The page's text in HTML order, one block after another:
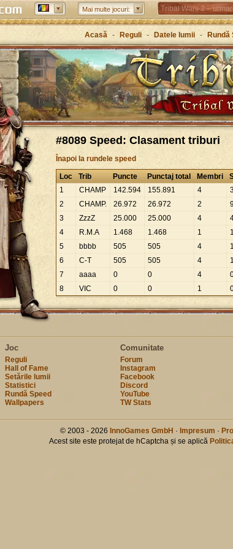
Mai multe jocuri: Tribal Wars 2 –
Forge of Empires –
Grepolis – Clădește-
Acasă - Reguli - Datele lumii - Rundă
#8089 Speed: Clasament triburi
Înapoi la rundele speed
Loc Trib Puncte Punctaj total Membri
1
CHAMP 142.594 155.891 4
2
CHAMP. 26.972 26.972 2
3
ZzzZ 25.000 25.000 4
4
R.M.A 1.468 1.468 1
1
5
bbbb 505 505 4
1
6
C-T 505 505 4
1
7
aaaa 0 0 4
8
VIC 0 0 1
Joc
Reguli
Hall of Fame
Setările lumii
Statistici
Rundă Speed
Wallpapers
Comunitate
Forum
Instagram
Facebook
Discord
YouTube
TW Stats
© 2003 - 2026 InnoGames GmbH · Impresum ·
Acest site este protejat de hCaptcha și se aplică